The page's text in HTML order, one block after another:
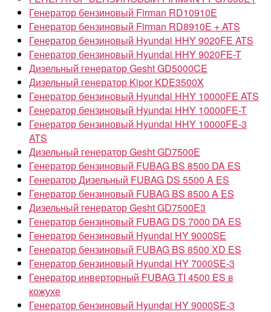
Генератор бензиновый Firman RD10910E
Генератор бензиновый Firman RD8910E + ATS
Генератор бензиновый Hyundai HHY 9020FE ATS
Генератор бензиновый Hyundai HHY 9020FE-T
Дизельный генератор Gesht GD5000CE
Дизельный генератор Kipor KDE3500X
Генератор бензиновый Hyundai HHY 10000FE ATS
Генератор бензиновый Hyundai HHY 10000FE-T
Генератор бензиновый Hyundai HHY 10000FE-3
ATS
Дизельный генератор Gesht GD7500E
Генератор бензиновый FUBAG BS 8500 DA ES
Генератор Дизельный FUBAG DS 5500 A ES
Генератор бензиновый FUBAG BS 8500 A ES
Дизельный генератор Gesht GD7500E3
Генератор бензиновый FUBAG DS 7000 DA ES
Генератор бензиновый Hyundai HY 9000SE
Генератор бензиновый FUBAG BS 8500 XD ES
Генератор бензиновый Hyundai HY 7000SE-3
Генератор инверторный FUBAG TI 4500 ES в
кожухе
Генератор бензиновый Hyundai HY 9000SE-3